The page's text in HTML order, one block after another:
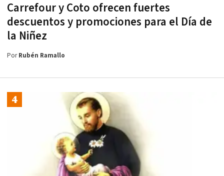
Carrefour y Coto ofrecen fuertes
descuentos y promociones para el Día de
la Niñez
PorRubén Ramallo